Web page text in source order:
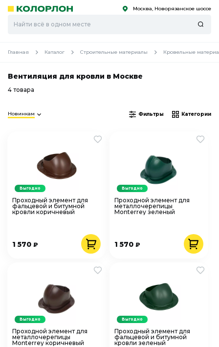
Скоро
Скоро Москва, Новорязанское шоссе
Главная Каталог Строительные материалы Кровельные
Вентиляция для кровли в Москве
4 товара
Новинкам Фильтры Категории
Проходный элемент для
фальцевой и битумной
кровли коричневый
1 570 ₽
Выгодно
Проходной элемент для
металлочерепицы
Monterrey зеленый
1 570₽
Выгодно
Проходной элемент для
металлочерепицы
Monterrey коричневый
Выгодно
Проходный элемент для
фальцевой и битумной
кровли зеленый
Выгодно